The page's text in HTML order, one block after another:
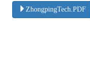
ZhongpingTech.PDF